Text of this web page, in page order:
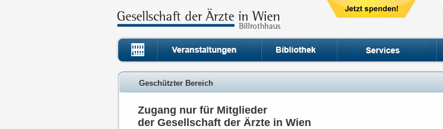
Geschützter Bereich
Zugang nur für Mitglieder
der Gesellschaft der Ärzte in Wien